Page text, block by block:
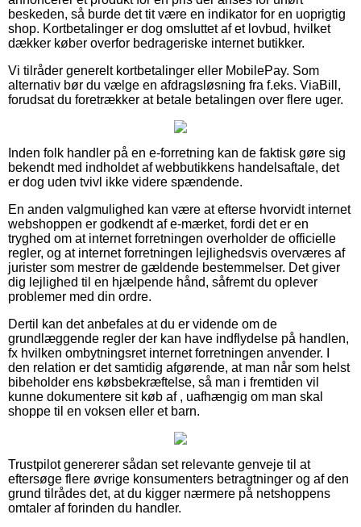
beskeden, så burde det tit være en indikator for en uoprigtig
shop. Kortbetalinger er dog omsluttet af et lovbud, hvilket
dækker køber overfor bedrageriske internet butikker.
Vi tilråder generelt kortbetalinger eller MobilePay. Som
alternativ bør du vælge en afdragsløsning fra f.eks. ViaBill,
forudsat du foretrækker at betale betalingen over flere uger.
Inden folk handler på en e-forretning kan de faktisk gøre sig
bekendt med indholdet af webbutikkens handelsaftale, det
er dog uden tvivl ikke videre spændende.
En anden valgmulighed kan være at efterse hvorvidt internet
webshoppen er godkendt af e-mærket, fordi det er en
tryghed om at internet forretningen overholder de officielle
regler, og at internet forretningen lejlighedsvis overværes af
jurister som mestrer de gældende bestemmelser. Det giver
dig lejlighed til en hjælpende hånd, såfremt du oplever
problemer med din ordre.
Dertil kan det anbefales at du er vidende om de
grundlæggende regler der kan have indflydelse på handlen,
fx hvilken ombytningsret internet forretningen anvender. I
den relation er det samtidig afgørende, at man når som helst
bibeholder ens købsbekræftelse, så man i fremtiden vil
kunne dokumentere sit køb af , uafhængig om man skal
shoppe til en voksen eller et barn.
Trustpilot genererer sådan set relevante genveje til at
eftersøge flere øvrige konsumenters betragtninger og af den
grund tilrådes det, at du kigger nærmere på netshoppens
omtaler af forinden du handler.